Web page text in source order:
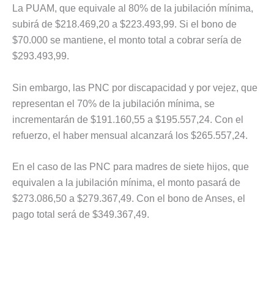
La PUAM, que equivale al 80% de la jubilación mínima,
subirá de $218.469,20 a $223.493,99. Si el bono de
$70.000 se mantiene, el monto total a cobrar sería de
$293.493,99.
Sin embargo, las PNC por discapacidad y por vejez, que
representan el 70% de la jubilación mínima, se
incrementarán de $191.160,55 a $195.557,24. Con el
refuerzo, el haber mensual alcanzará los $265.557,24.
En el caso de las PNC para madres de siete hijos, que
equivalen a la jubilación mínima, el monto pasará de
$273.086,50 a $279.367,49. Con el bono de Anses, el
pago total será de $349.367,49.